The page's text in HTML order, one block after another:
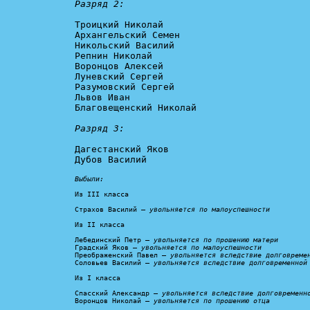
Разряд 2:
Троицкий Николай
Архангельский Семен
Никольский Василий
Репнин Николай
Воронцов Алексей
Луневский Сергей
Разумовский Сергей
Львов Иван
Благовещенский Николай
Разряд 3:
Дагестанский Яков
Дубов Василий
Выбыли:
Из III класса
Страхов Василий – увольняется по малоуспешности
Из II класса
Лебединский Петр – увольняется по прошению матери
Градский Яков – увольняется по малоуспешности
Преображенский Павел – увольняется вследствие
Соловьев Василий – увольняется вследствие долговременной
Из I класса
Спасский Александр – увольняется вследствие
Воронцов Николай – увольняется по прошению отца